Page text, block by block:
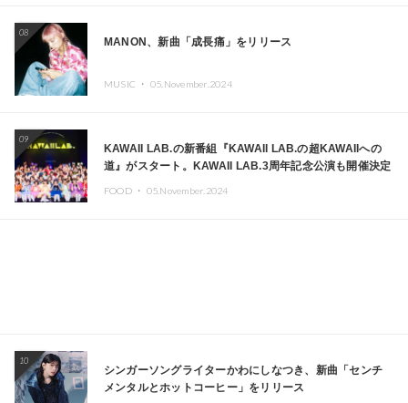
08
MANON、新曲「成長痛」をリリース
MUSIC ・ 05.November.2024
09
KAWAII LAB.の新番組『KAWAII LAB.の超KAWAIIへの
道』がスタート。KAWAII LAB.3周年記念公演も開催決定
FOOD ・ 05.November.2024
10
シンガーソングライターかわにしなつき、新曲「センチ
メンタルとホットコーヒー」をリリース